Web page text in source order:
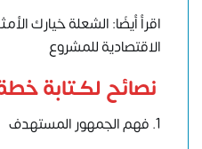
اقرأ أيضًا: الشعلة خيارك
الاقتصادية للمشروع
نصائح لكتابة
1. فهم الجمهور المستهدف